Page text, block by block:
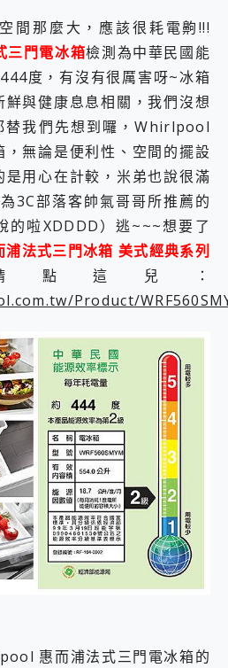
間那麼大，應該很耗電齁!!!
門電冰箱檢測為中華民國能
度，有沒有很厲害呀~冰箱
與健康息息相關，我們沒想
我們先想到囉，Whirlpool
無論是便利性、空間的擺設
用心在計較，米弟也說很滿
3C部落客帥氣哥哥所推薦的
的啦XDDDD）逃~~~想要了
法式三門冰箱 美式經典系列
點這兒：
Product/
惠而浦法式三門電冰箱的